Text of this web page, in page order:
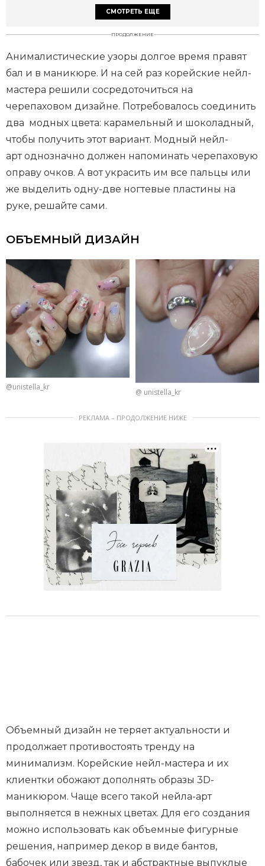
СМОТРЕТЬ ЕЩЕ
ПРОДОЛЖЕНИЕ
Анималистические узоры долгое время правят
бал и в маникюре. И на сей раз корейские нейл-
мастера решили сосредоточиться на
черепаховом дизайне. Потребовалось соединить
два модных цвета: карамельный и шоколадный,
чтобы получить этот вариант. Модный нейл-
арт однозначно должен напоминать черепаховую
оправу очков. А вот украсить им все пальцы или
же выделить одну-две ногтевые пластины на
руке, решайте сами.
ОБЪЕМНЫЙ ДИЗАЙН
@unistella_kr
@ unistella_kr
РЕКЛАМА – ПРОДОЛЖЕНИЕ НИЖЕ
Объемный дизайн не теряет актуальности и
продолжает противостоять тренду на
минимализм. Корейские нейл-мастера и их
клиентки обожают дополнять образы 3D-
маникюром. Чаще всего такой нейла-арт
выполняется в нежных цветах. Для его создания
можно использовать как объемные фигурные
решения, например декор в виде бантов,
бабочек или звезд, так и абстрактные выпуклые